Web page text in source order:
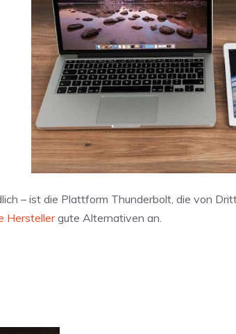
– ist die Plattform Thunderbolt, die von
Herstellergute Alternativen an.